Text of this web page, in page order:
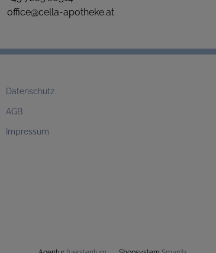
office@cella-apotheke.at
Datenschutz
AGB
Impressum